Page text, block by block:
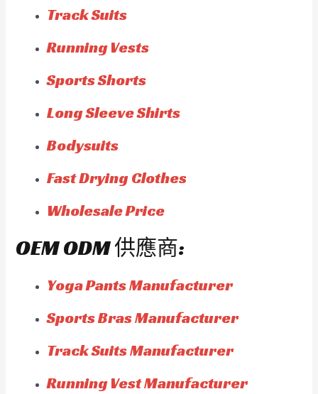
Track Suits
Running Vests
Sports Shorts
Long Sleeve Shirts
Bodysuits
Fast Drying Clothes
Wholesale Price
OEM ODM 供應商:
Yoga Pants Manufacturer
Sports Bras Manufacturer
Track Suits Manufacturer
Running Vest Manufacturer